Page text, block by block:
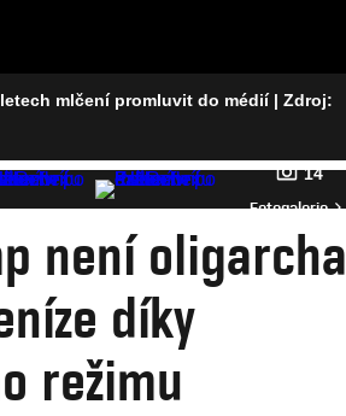
mlčení promluvit do médií | Zdroj:
14
Fotogalerie
není oligarcha
díky
režimu